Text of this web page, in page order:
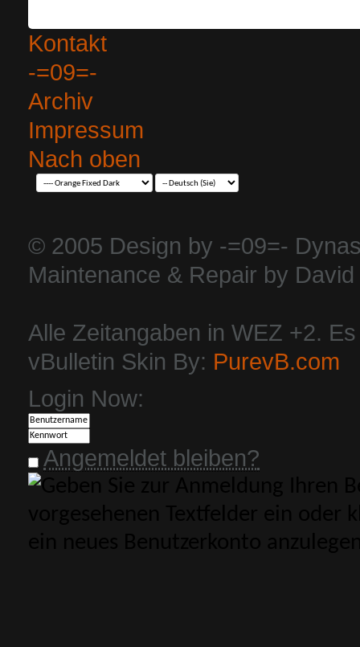
Kontakt
-=09=-
Archiv
Impressum
Nach oben
© 2005 Design by -=09=-
Maintenance & Repair by
Alle Zeitangaben in WEZ +2.
vBulletin Skin By: PurevB.com
Login Now:
Angemeldet bleiben?